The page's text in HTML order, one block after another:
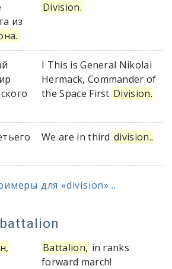
из
Division.
I This is General Nikolai
Hermack, Commander of
the Space First Division.
We are in third division..
для «division»...
battalion
Battalion, in ranks
forward march!